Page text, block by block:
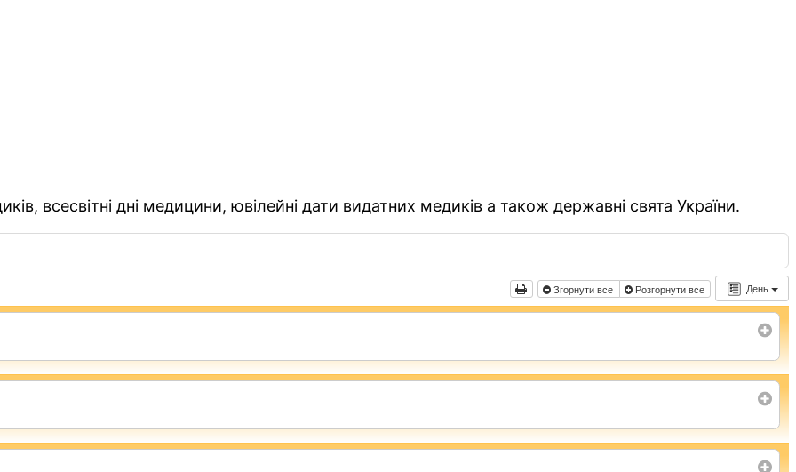
всесвітні дні медицини, ювілейні дати видатних медиків а також державні свята України.
День
Згорнути все Розгорнути все